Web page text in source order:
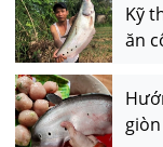
Kỹ
ăn